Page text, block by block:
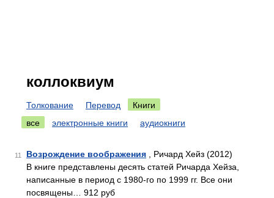
коллоквиум
Толкование Перевод
Книги
все
электронные книги аудиокниги
11 Возрождение воображения , Ричард Хейз (2012)
В книге представлены десять статей Ричарда Хейза,
написанные в период с 1980-го по 1999 гг. Все они
посвящены… 912 руб